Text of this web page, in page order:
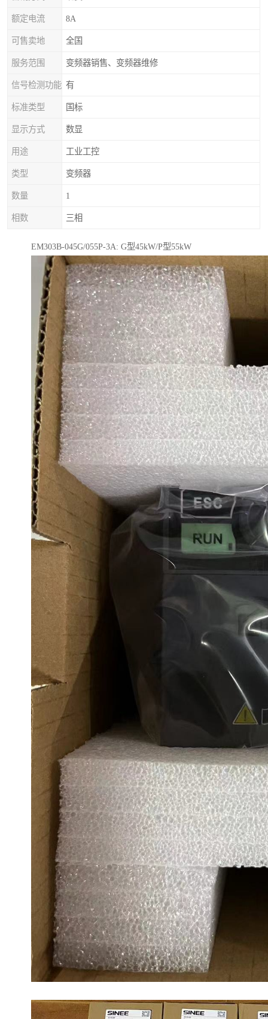
额定电流 8A
可售卖地 全国
服务范围 变频器销售、变频器维修
信号检测功能 有
标准类型 国标
显示方式 数显
用途 工业工控
类型 变频器
数量 1
相数 三相
EM303B-045G/055P-3A: G型45kW/P型55kW